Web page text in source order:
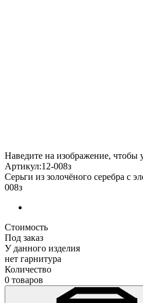
Наведите на изображение, чтобы
Артикул:12-008з
Серьги из золочёного серебра с
008з
Стоимость
Под заказ
У данного изделия
нет гарнитура
Количество
0 товаров